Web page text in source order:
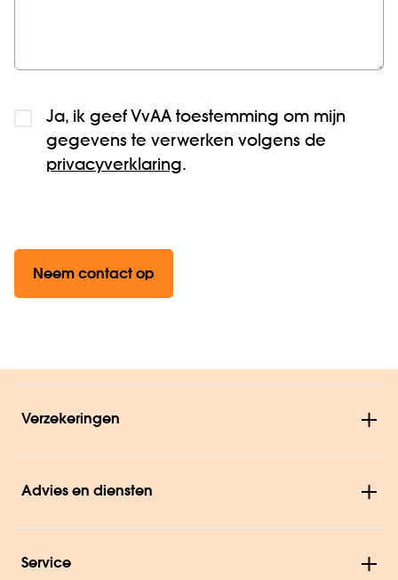
Ja, ik geef VvAA toestemming om mijn
gegevens te verwerken volgens de
privacyverklaring.
Neem contact op
Verzekeringen
Advies en diensten
Service